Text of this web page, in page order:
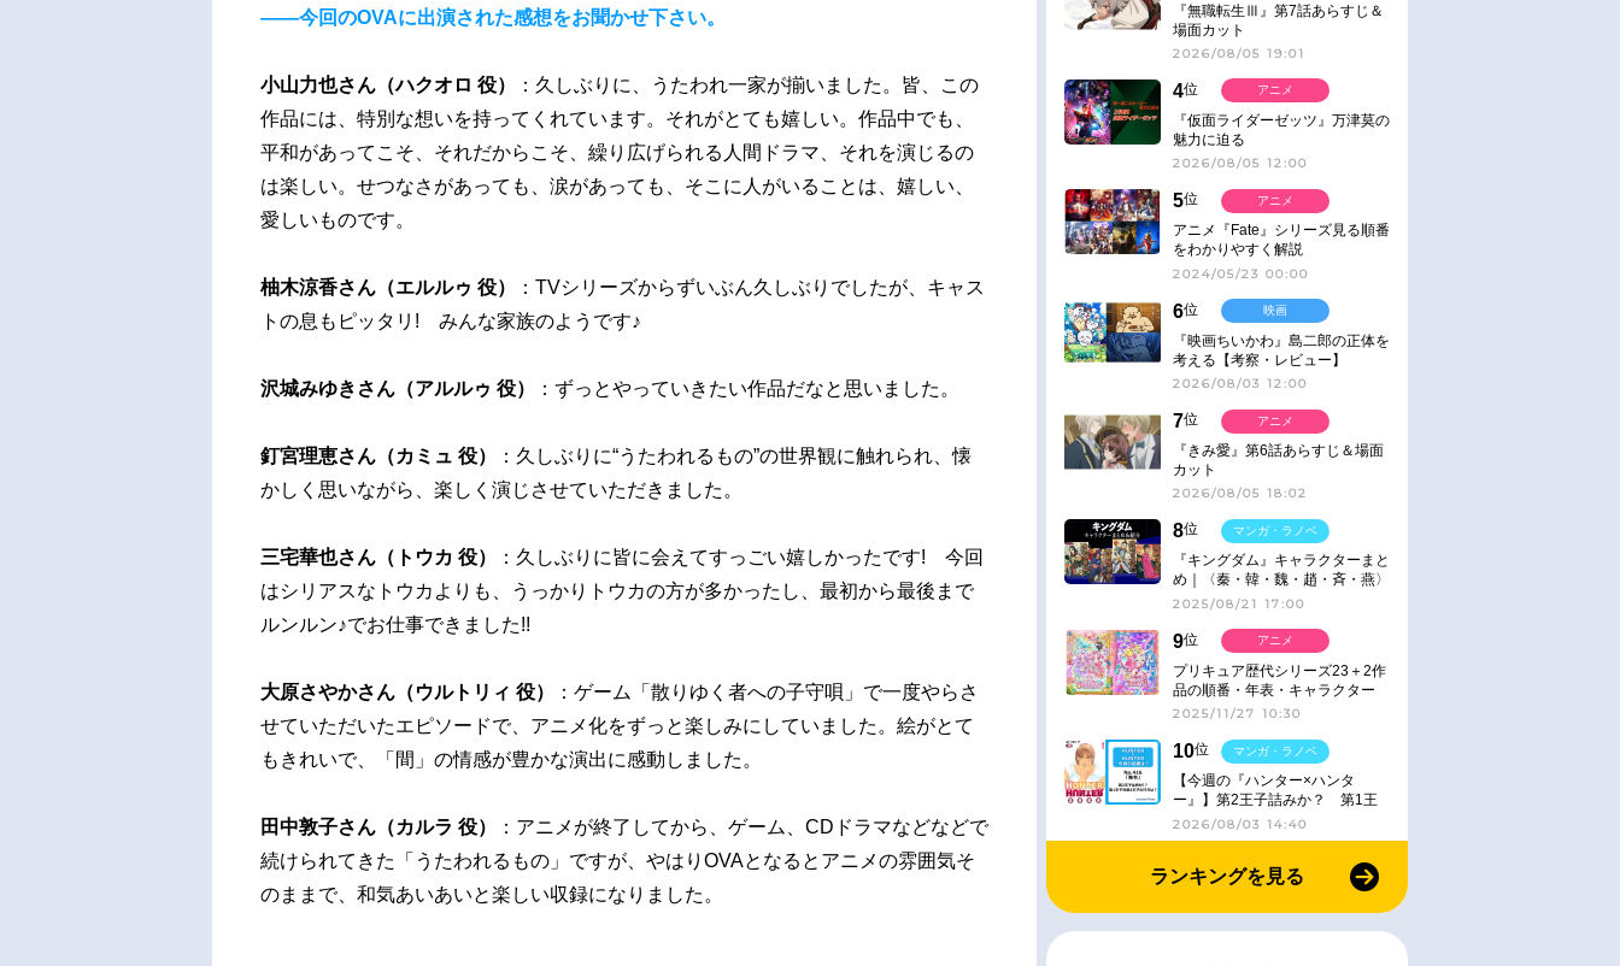
――今回のOVAに出演された感想をお聞かせ下さい。
小山力也さん（ハクオロ 役）
：久しぶりに、うたわれ一家が揃いました。皆、この
作品には、特別な想いを持ってくれています。それがとても嬉しい。作品中でも、
平和があってこそ、それだからこそ、繰り広げられる人間ドラマ、それを演じるの
は楽しい。せつなさがあっても、涙があっても、そこに人がいることは、嬉しい、
愛しいものです。
柚木涼香さん（エルルゥ 役）
：TVシリーズからずいぶん久しぶりでしたが、キャス
トの息もピッタリ! みんな家族のようです♪
沢城みゆきさん（アルルゥ 役） ：ずっとやっていきたい作品だなと思いました。
釘宮理恵さん（カミュ 役）
：久しぶりに“うたわれるもの”の世界観に触れられ、懐
かしく思いながら、楽しく演じさせていただきました。
三宅華也さん（トウカ 役）
：久しぶりに皆に会えてすっごい嬉しかったです! 今回
はシリアスなトウカよりも、うっかりトウカの方が多かったし、最初から最後まで
ルンルン♪でお仕事できました!!
大原さやかさん（ウルトリィ 役）
：ゲーム「散りゆく者への子守唄」で一度やらさ
せていただいたエピソードで、アニメ化をずっと楽しみにしていました。絵がとて
もきれいで、「間」の情感が豊かな演出に感動しました。
田中敦子さん（カルラ 役）
：アニメが終了してから、ゲーム、CDドラマなどなどで
続けられてきた「うたわれるもの」ですが、やはりOVAとなるとアニメの雰囲気そ
のままで、和気あいあいと楽しい収録になりました。
『無職転生Ⅲ』第7話あらすじ＆
場面カット
2026/08/05 19:01
4位
『仮面ライダーゼッツ』万津莫の
魅力に迫る
2026/08/05 12:00
アニメ
5位
アニメ『Fate』シリーズ見る順番
をわかりやすく解説
2024/05/23 00:00
アニメ
6位
『映画ちいかわ』島二郎の正体を
考える【考察・レビュー】
2026/08/03 12:00
映画
7位
『きみ愛』第6話あらすじ＆場面
カット
2026/08/05 18:02
アニメ
8位
『キングダム』キャラクターまと
め｜〈秦・韓・魏・趙・斉・燕〉
2025/08/21 17:00
マンガ・ラノベ
9位
プリキュア歴代シリーズ23＋2作
品の順番・年表・キャラクター
【2025年版】
2025/11/27 10:30
アニメ
10位
【今週の『ハンター×ハンタ
ー』】第2王子詰みか？ 第1王
子と第4王子が対峙「発令」＜
No.416＞
2026/08/03 14:40
マンガ・ラノベ
ランキングを見る